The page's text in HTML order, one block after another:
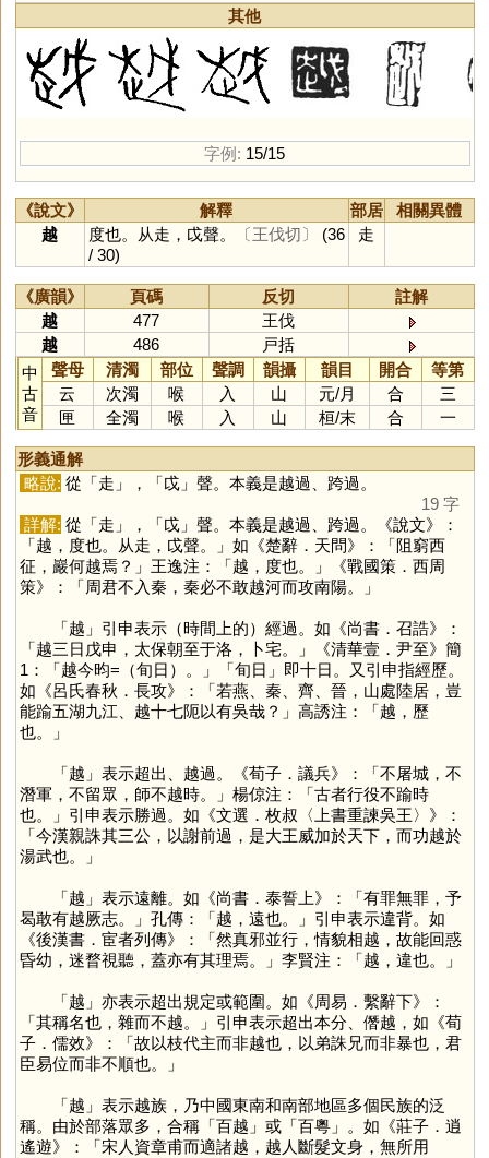
其他
字例: 15/15
《說文》 解釋 部居
相關異體
越
度也。从走，戉聲。 〔王伐切〕
(36
/ 30)
走
《廣韻》 頁碼 反切
註解
越
477
王伐
越
486
戸括
中
古
音
聲母 清濁 部位 聲調 韻攝 韻目 開合
等第
云
次濁 喉 入 山 元/月 合
三
匣
全濁 喉 入 山 桓/末 合 一
形義通解
略說: 從「走 」，「戉」聲。本義是越過、跨過。
19 字
詳解: 從「走 」，「戉」聲。本義是越過、跨過。《說文》：
「越，度也。从走，戉聲。」如《楚辭．天問》：「阻窮西
征，巖何越焉？」王逸注：「越，度也。」《戰國策．西周
策》：「周君不入秦，秦必不敢越河而攻南陽。」
「越 」引申表示（時間上的）經過。如《尚書．召誥》：
「越三日戊申，太保朝至于洛，卜宅。」《清華壹．尹至》簡
1：「越今昀=（旬日）。」「旬日」即十日。又引申指經歷。
如《呂氏春秋．長攻》：「若燕、秦、齊、晉，山處陸居，豈
能踰五湖九江、越十七阨以有吳哉？」高誘注：「越，歷
也。」
「越 」表示超出、越過。《荀子．議兵》：「不屠城，不
潛軍，不留眾，師不越時。」楊倞注：「古者行役不踰時
也。」引申表示勝過。如《文選．枚叔〈上書重諫吳王〉》：
「今漢親誅其三公，以謝前過，是大王威加於天下，而功越於
湯武也。」
「越 」表示遠離。如《尚書．泰誓上》：「有罪無罪，予
曷敢有越厥志。」孔傳：「越，遠也。」引申表示違背。如
《後漢書．宦者列傳》：「然真邪並行，情貌相越，故能回惑
昏幼，迷瞀視聽，蓋亦有其理焉。」李賢注：「越，違也。」
「越 」亦表示超出規定或範圍。如《周易．繫辭下》：
「其稱名也，雜而不越。」引申表示超出本分、僭越，如《荀
子．儒效》：「故以枝代主而非越也，以弟誅兄而非暴也，君
臣易位而非不順也。」
「越 」表示越族，乃中國東南和南部地區多個民族的泛
稱。由於部落眾多，合稱「百越」或「百粵」。如《莊子．逍
遙遊》：「宋人資章甫而適諸越，越人斷髮文身，無所用